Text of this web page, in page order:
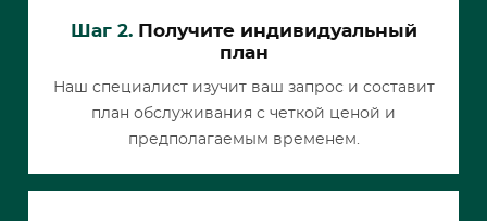
Шаг 2.Получите индивидуальный
план
Наш специалист изучит ваш запрос и составит
план обслуживания с четкой ценой и
предполагаемым временем.